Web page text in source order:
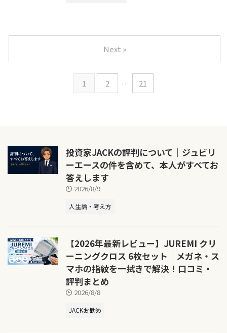
1 2 … 21
Next »
投資家JACKの評判について｜ジュビリ
ーエースの件を含めて、本人がすべてお
答えします
2026/8/9
人生論・考え方
【2026年最新レビュー】JUREMI クリ
ーニングクロス 6枚セット｜メガネ・ス
マホの指紋を一拭きで解決！口コミ・
評判まとめ
2026/8/8
JACKお勧め